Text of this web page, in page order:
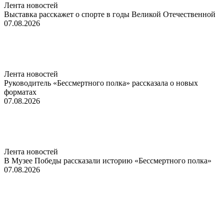
Лента новостей
Выставка расскажет о спорте в годы Великой Отечественной
07.08.2026
Лента новостей
Руководитель «Бессмертного полка» рассказала о новых
форматах
07.08.2026
Лента новостей
В Музее Победы рассказали историю «Бессмертного полка»
07.08.2026